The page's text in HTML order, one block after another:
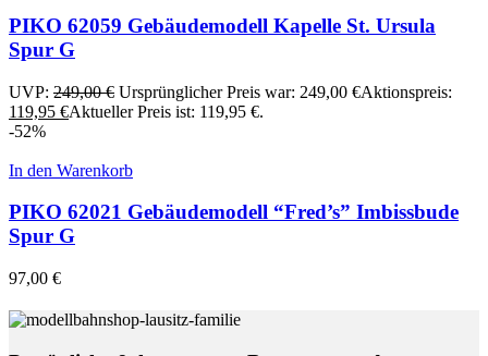
PIKO 62059 Gebäudemodell Kapelle St. Ursula
Spur G
UVP: 249,00€ Ursprünglicher Preis war: 249,00 €Aktionspreis:
119,95 €Aktueller Preis ist: 119,95 €.
-52%
In den Warenkorb
PIKO 62021 Gebäudemodell “Fred’s” Imbissbude
Spur G
97,00 €